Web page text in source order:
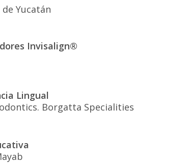
Yucatán
Invisalign®
Lingual
Borgatta Specialities